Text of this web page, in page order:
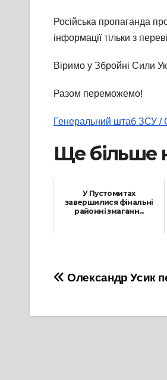
Російська пропаганда
інформації тільки з
Віримо у Збройні Сили
Разом переможемо!
Генеральний штаб ЗСУ /
Ще більше
У Пустомитах
завершилися фінальні
районні змаганн...
Навігація
Олександр Усик